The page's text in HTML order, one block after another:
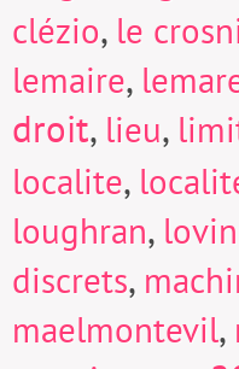
clézio, le
lemaire,
droit, lieu,
localite,
loughran,
discrets,
maelmontevil,